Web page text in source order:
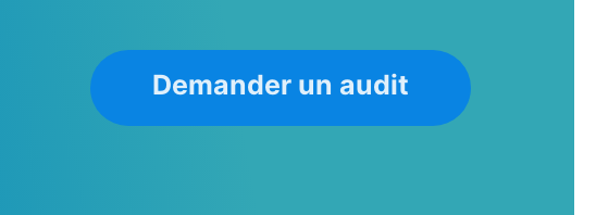
Demander un audit